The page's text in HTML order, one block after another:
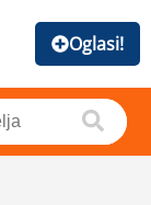
Oglasi!